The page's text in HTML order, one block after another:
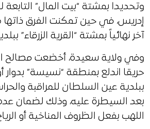
وتحديدا بمشتة “بيت المال” التابعة
إدريس، في حين تمكنت الفرق ذاتها
آخر نهائياً بمشتة “القرية الزرقاء”
وفي ولاية سعيدة، أخضعت مصالح
حريقا اندلع بمنطقة “نسيسة” بدوار
ببلدية عين السلطان للمراقبة
بعد السيطرة عليه، وذلك لضمان
اللهب بفعل الظروف المناخية أو